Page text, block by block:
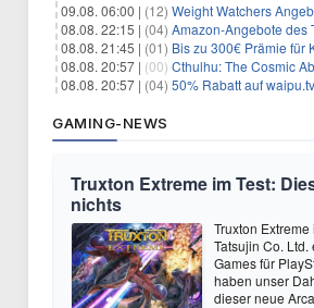
09.08. 06:00 | (12) Weight Watchers
08.08. 22:15 | (04) Amazon-Angebote des
08.08. 21:45 | (01) Bis zu 300€ Prämie für
08.08. 20:57 | (00) Cthulhu: The Cosmic
08.08. 20:57 | (04) 50% Rabatt auf
GAMING-NEWS
Truxton Extreme im Test:
nichts
Truxton
Tatsujin Co.
Games für
haben unser
dieser neue